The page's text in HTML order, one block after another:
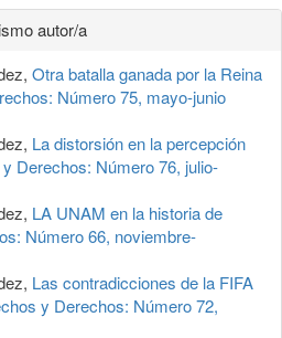
autor/a
Otra batalla ganada por la Reina
Número 75, mayo-junio
La distorsión en la percepción
Derechos: Número 76, julio-
LA UNAM en la historia de
Número 66, noviembre-
Las contradicciones de la FIFA
y Derechos: Número 72,